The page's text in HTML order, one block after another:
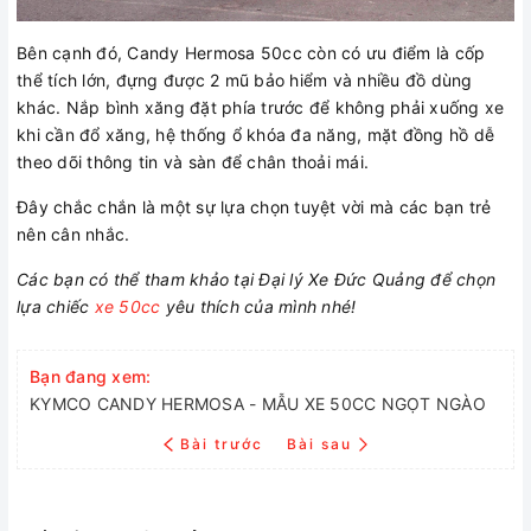
Bên cạnh đó, Candy Hermosa 50cc còn có ưu điểm là cốp
thể tích lớn, đựng được 2 mũ bảo hiểm và nhiều đồ dùng
khác. Nắp bình xăng đặt phía trước để không phải xuống xe
khi cần đổ xăng, hệ thống ổ khóa đa năng, mặt đồng hồ dễ
theo dõi thông tin và sàn để chân thoải mái.
Đây chắc chắn là một sự lựa chọn tuyệt vời mà các bạn trẻ
nên cân nhắc.
Các bạn có thể tham khảo tại Đại lý Xe Đức Quảng để chọn
lựa chiếc xe 50cc yêu thích của mình nhé!
Bạn đang xem:
KYMCO CANDY HERMOSA - MẪU XE 50CC NGỌT NGÀO
Bài trước Bài sau